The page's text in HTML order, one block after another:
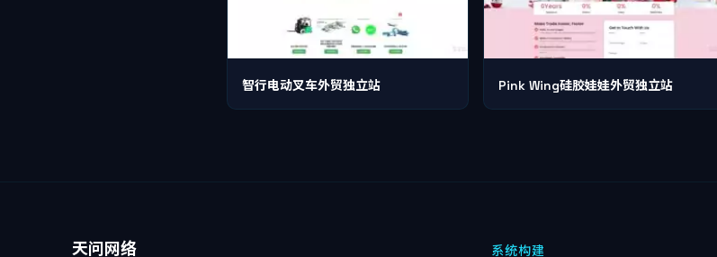
智行电动叉车外贸独立站 Pink Wing硅胶娃娃外贸独立站
天问网络 系统构建